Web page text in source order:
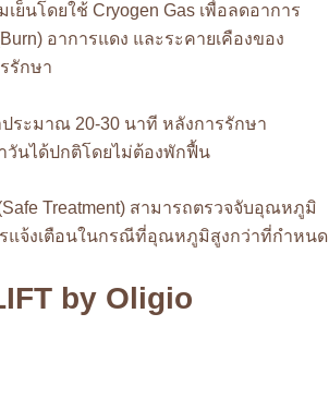
ย็นโดยใช้ Cryogen Gas เพื่อลดอาการ
อาการแดง และระคายเคืองของ
รักษา
ประมาณ 20-30 นาที หลังการรักษา
วันได้ปกติโดยไม่ต้องพักฟื้น
Treatment) สามารถตรวจจับอุณหภูมิ
แจ้งเตือนในกรณีที่อุณหภูมิสูงกว่าที่กำหนด
by Oligio